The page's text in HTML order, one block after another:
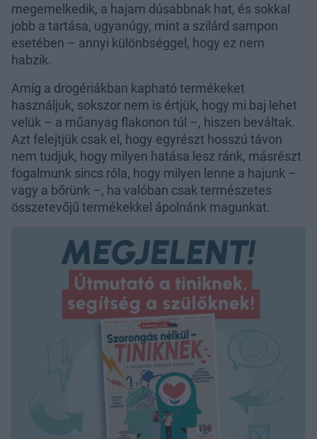
megemelkedik, a hajam dúsabbnak hat, és sokkal
jobb a tartása, ugyanúgy, mint a szilárd sampon
esetében – annyi különbséggel, hogy ez nem
habzik.
Amíg a drogériákban kapható termékeket
használjuk, sokszor nem is értjük, hogy mi baj lehet
velük – a műanyag flakonon túl –, hiszen beváltak.
Azt felejtjük csak el, hogy egyrészt hosszú távon
nem tudjuk, hogy milyen hatása lesz ránk, másrészt
fogalmunk sincs róla, hogy milyen lenne a hajunk –
vagy a bőrünk –, ha valóban csak természetes
összetevőjű termékekkel ápolnánk magunkat.